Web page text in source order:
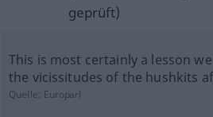
geprüft)
This is most certainly a lesson
the vicissitudes of the hushkits
Quelle: Europarl